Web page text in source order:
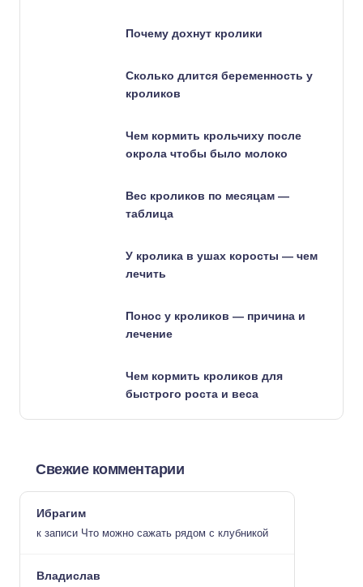
Почему дохнут кролики
Сколько длится беременность у
кроликов
Чем кормить крольчиху после
окрола чтобы было молоко
Вес кроликов по месяцам —
таблица
У кролика в ушах коросты — чем
лечить
Понос у кроликов — причина и
лечение
Чем кормить кроликов для
быстрого роста и веса
Свежие комментарии
Ибрагим
к записи Что можно сажать рядом с клубникой
Владислав